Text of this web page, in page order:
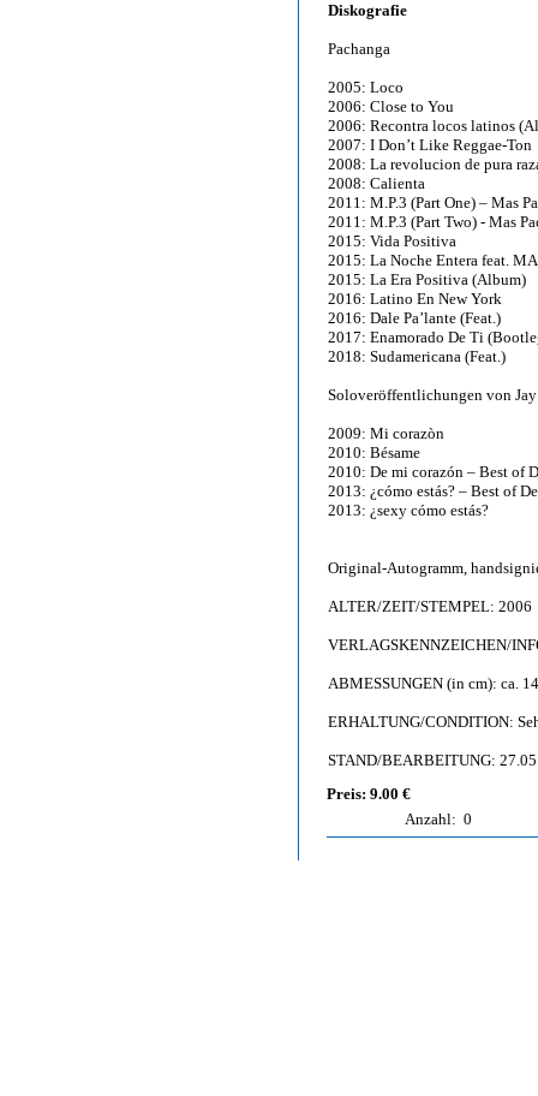
Diskografie
Pachanga
2005: Loco
2006: Close to You
2006: Recontra locos latinos
2007: I Don’t Like Reggae-Ton
2008: La revolucion de pura
2008: Calienta
2011: M.P.3 (Part One) – Mas
2011: M.P.3 (Part Two) - Mas
2015: Vida Positiva
2015: La Noche Entera feat.
2015: La Era Positiva (Album)
2016: Latino En New York
2016: Dale Pa’lante (Feat.)
2017: Enamorado De Ti
2018: Sudamericana (Feat.)
Soloveröffentlichungen von
2009: Mi corazòn
2010: Bésame
2010: De mi corazón – Best of
2013: ¿cómo estás? – Best of
2013: ¿sexy cómo estás?
Original-Autogramm,
ALTER/ZEIT/STEMPEL: 2006
VERLAGSKENNZEICHEN/
ABMESSUNGEN (in cm): ca.
ERHALTUNG/CONDITION:
STAND/BEARBEITUNG:
Preis: 9.00 €
Anzahl: 0